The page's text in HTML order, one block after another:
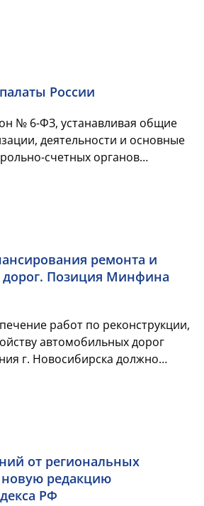
России
№ 6-ФЗ, устанавливая общие
деятельности и основные
счетных органов
ремонта и
дорог. Позиция Минфина
работ по реконструкции,
автомобильных дорог
г. Новосибирска должно
от региональных
редакцию
РФ